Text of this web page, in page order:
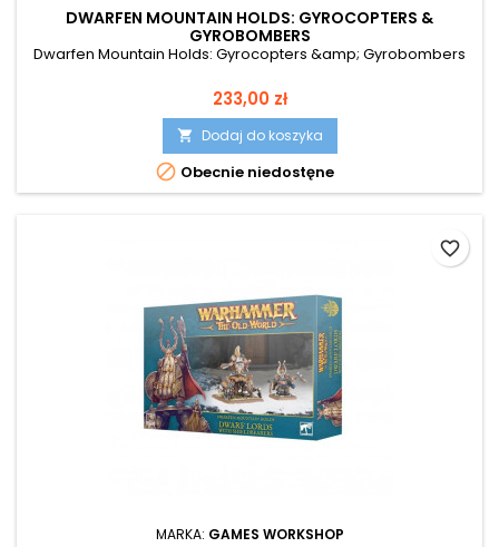
DWARFEN MOUNTAIN HOLDS: GYROCOPTERS &
GYROBOMBERS
Dwarfen Mountain Holds: Gyrocopters &amp; Gyrobombers
Cena
233,00 zł
 Dodaj do koszyka
 Obecnie niedostęne
MARKA: GAMES WORKSHOP
favorite_border